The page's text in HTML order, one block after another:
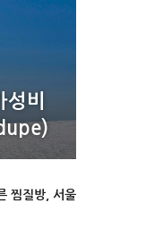
Mar 12 2022
비
찜질방, 서울